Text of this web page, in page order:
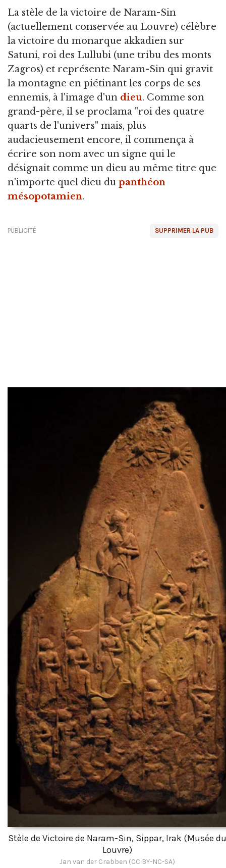
La stèle de la victoire de Naram-Sin
(actuellement conservée au Louvre) célèbre
la victoire du monarque akkadien sur
Satuni, roi des Lullubi (une tribu des monts
Zagros) et représente Naram-Sin qui gravit
la montagne en piétinant les corps de ses
ennemis, à l'image d'un dieu. Comme son
grand-père, il se proclama "roi des quatre
quarts de l'univers" mais, plus
audacieusement encore, il commença à
écrire son nom avec un signe qui le
désignait comme un dieu au même titre que
n'importe quel dieu du panthéon
mésopotamien.
SUPPRIMER LA PUB
PUBLICITÉ
Stèle de Victoire de Naram-Sin, Sippar, Irak (Musée du
Louvre)
Jan van der Crabben (CC BY-NC-SA)